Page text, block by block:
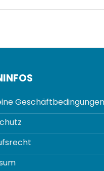
Geschäftbedingungen